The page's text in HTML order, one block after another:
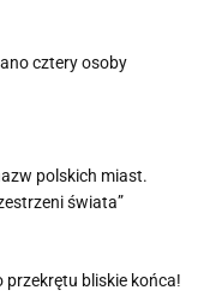
cztery osoby
polskich miast.
świata”
bliskie końca!